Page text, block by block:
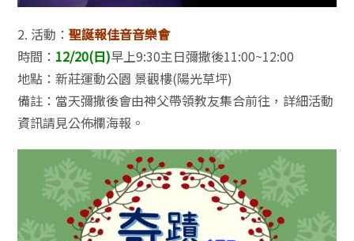
2. 活動：聖誕報佳音音樂會
時間： 12/20(日)早上9:30主日彌撒後11:00~12:00
地點：新莊運動公園 景觀樓(陽光草坪)
備註：當天彌撒後會由神父帶領教友集合前往，詳細活動
資訊請見公佈欄海報。